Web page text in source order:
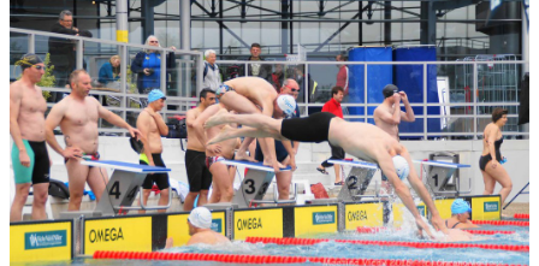
Photos ▼
Evènements ▼
Livre d'Or